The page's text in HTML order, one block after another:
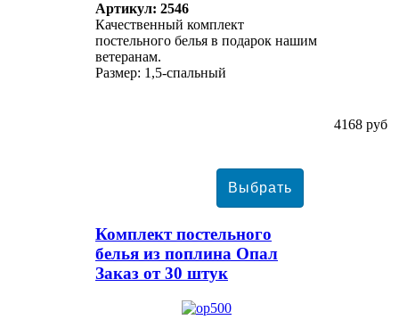
Артикул: 2546
Качественный комплект
постельного белья в подарок нашим
ветеранам.
Размер: 1,5-спальный
4168 руб
Комплект постельного
белья из поплина Опал
Заказ от 30 штук